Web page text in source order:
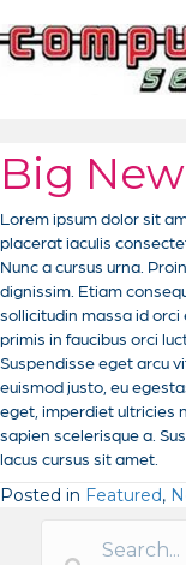
Big
Lorem ipsum dolor sit
placerat iaculis
Nunc a cursus urna.
dignissim. Etiam
sollicitudin massa id
primis in faucibus orci
Suspendisse eget arcu
euismod justo, eu
eget, imperdiet ultricies
sapien scelerisque a.
lacus cursus sit amet.
Posted in Featured,